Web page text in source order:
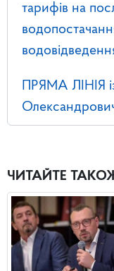
тарифів на
ПРЯМА ЛІНІЯ
ЧИТАЙТЕ